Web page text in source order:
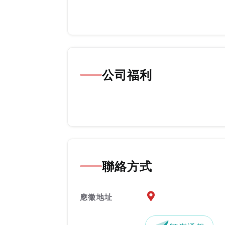
公司福利
聯絡方式
應徵地址 應徵地址地圖『另開新